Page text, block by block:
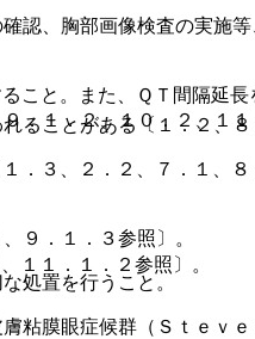
認、胸部画像検査の実施
こと。また、ＱＴ間隔延
．１．２、１０．２、１１
１１．１．２参照〕。
ことがある〔１．２、８
３、２．２、７．１、８
９．１．３参照〕。
処置を行うこと。
膜眼症候群（Ｓｔｅｖｅ